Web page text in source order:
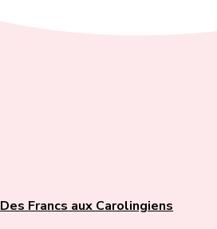
Des Francs aux Carolingiens